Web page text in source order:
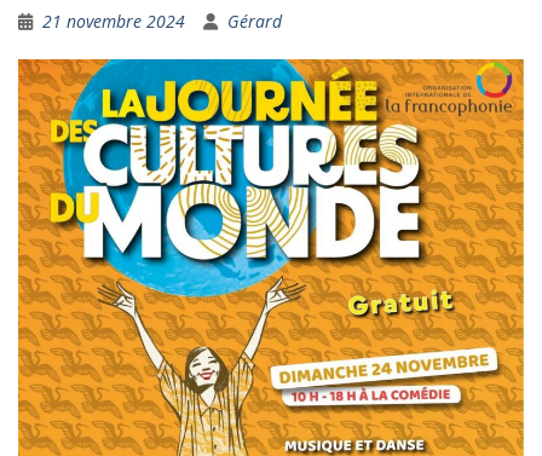
21 novembre 2024 Gérard